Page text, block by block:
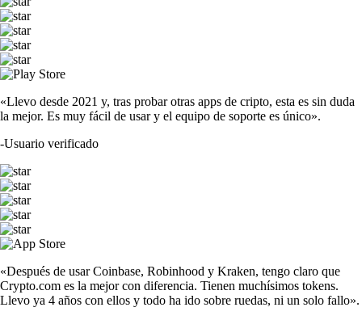
«Llevo desde 2021 y, tras probar otras apps de cripto, esta es sin duda
la mejor. Es muy fácil de usar y el equipo de soporte es único».
-Usuario verificado
«Después de usar Coinbase, Robinhood y Kraken, tengo claro que
Crypto.com es la mejor con diferencia. Tienen muchísimos tokens.
Llevo ya 4 años con ellos y todo ha ido sobre ruedas, ni un solo fallo».